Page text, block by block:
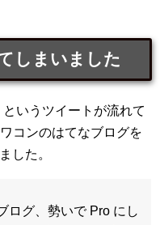
しまいました
いうツイートが流れて
コンのはてなブログを
した。
ログ、勢いで Pro にし